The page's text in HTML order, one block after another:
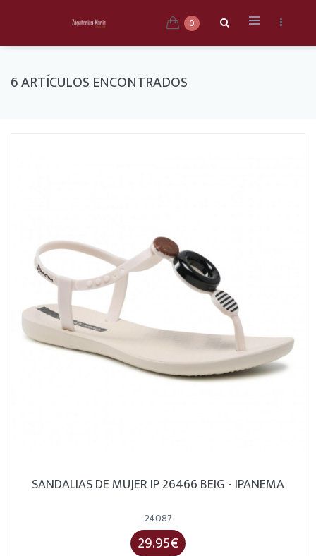
0
6 ARTÍCULOS ENCONTRADOS
SANDALIAS DE MUJER IP 26466 BEIG - IPANEMA
24087
29.95€